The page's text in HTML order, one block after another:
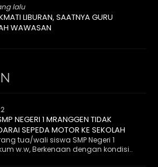
lalu
LIBURAN, SAATNYA GURU
WAWASAN
NEGERI 1 MRANGGEN TIDAK
SEPEDA MOTOR KE SEKOLAH
tua/wali siswa SMP Negeri 1
w.w, Berkenaan dengan kondisi..